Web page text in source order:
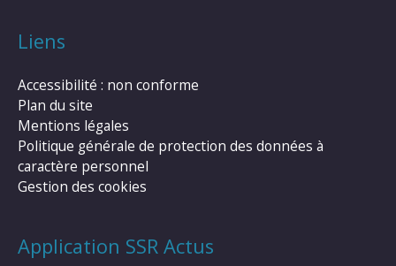
Liens
Accessibilité : non conforme
Plan du site
Mentions légales
Politique générale de protection des données à
caractère personnel
Gestion des cookies
Application SSR Actus